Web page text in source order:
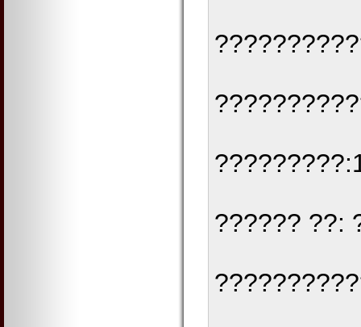
?????? ??: